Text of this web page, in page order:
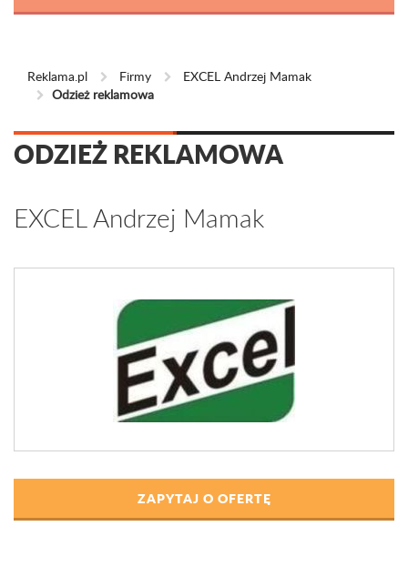
Reklama.pl Firmy
EXCEL Andrzej Mamak
Odzież reklamowa
ODZIEŻ REKLAMOWA
EXCEL Andrzej Mamak
ZAPYTAJ O OFERTĘ